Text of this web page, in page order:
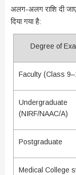
अलग-अलग राशि दी
दिया गया है:
Degree of
Faculty (Class
Undergraduate
(NIRF/NAAC/A)
Postgraduate
Medical College